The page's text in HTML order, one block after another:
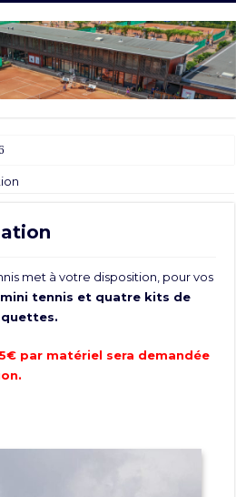
met à votre disposition, pour vos
tennis et quatre kits de
par matériel sera demandée